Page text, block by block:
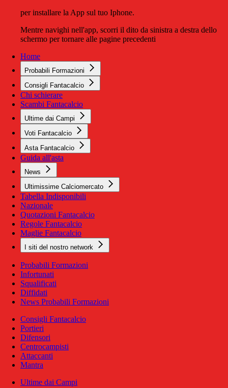
per installare la App sul tuo Iphone.
Mentre navighi nell'app, scorri il dito da sinistra a destra dello
schermo per tornare alle pagine precedenti
Home
Probabili Formazioni
Consigli Fantacalcio
Chi schierare
Scambi Fantacalcio
Ultime dai Campi
Voti Fantacalcio
Asta Fantacalcio
Guida all'asta
News
Ultimissime Calciomercato
Tabella Indisponibili
Nazionale
Quotazioni Fantacalcio
Regole Fantacalcio
Maglie Fantacalcio
I siti del nostro network
Probabili Formazioni
Infortunati
Squalificati
Diffidati
News Probabili Formazioni
Consigli Fantacalcio
Portieri
Difensori
Centrocampisti
Attaccanti
Mantra
Ultime dai Campi